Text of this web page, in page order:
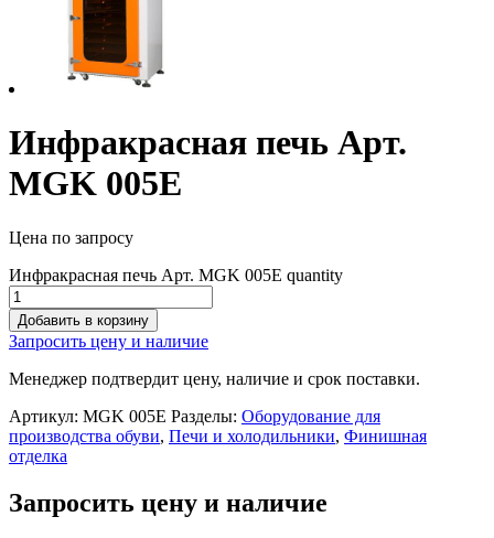
Инфракрасная печь Арт.
MGK 005E
Цена по запросу
Инфракрасная печь Арт. MGK 005E quantity
Добавить в корзину
Запросить цену и наличие
Менеджер подтвердит цену, наличие и срок поставки.
Артикул: MGK 005E Разделы: Оборудование для
производства обуви, Печи и холодильники, Финишная
отделка
Запросить цену и наличие